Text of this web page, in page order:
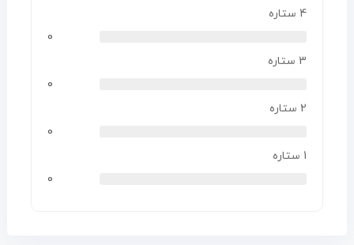
4 ستاره
0
3 ستاره
0
2 ستاره
0
1 ستاره
0